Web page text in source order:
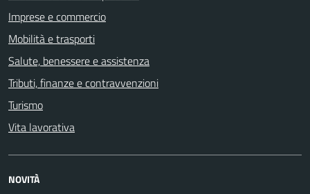
Imprese e commercio
Mobilità e trasporti
Salute, benessere e assistenza
Tributi, finanze e contravvenzioni
Turismo
Vita lavorativa
NOVITÀ